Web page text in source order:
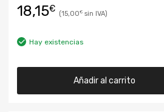
18,15€ 15,00€
Hay existencias
Añadir al carrito